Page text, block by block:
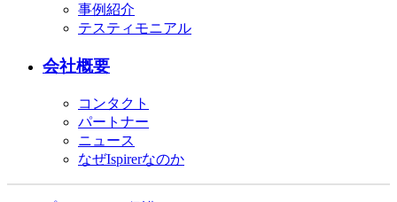
事例紹介
テスティモニアル
会社概要
コンタクト
パートナー
ニュース
なぜIspirerなのか